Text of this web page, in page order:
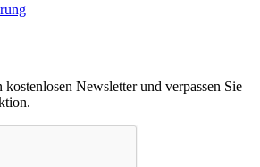
Newsletter und verpassen Sie